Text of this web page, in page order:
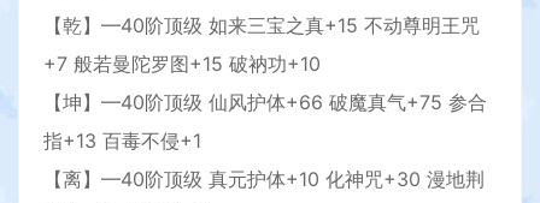
【乾】—40阶顶级 如来三宝之真+15 不动尊明王咒
+7 般若曼陀罗图+15 破衲功+10
【坤】—40阶顶级 仙风护体+66 破魔真气+75 参合
指+13 百毒不侵+1
【离】—40阶顶级 真元护体+10 化神咒+30 漫地荆